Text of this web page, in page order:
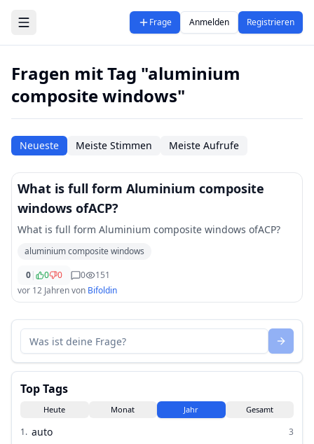
Zum Hauptinhalt springen
Frage Anmelden Registrieren
Fragen mit Tag "aluminium
composite windows"
Neueste Meiste Stimmen Meiste Aufrufe
What is full form Aluminium composite
windows ofACP?
What is full form Aluminium composite windows ofACP?
aluminium composite windows
0| 0 0 0
151
vor 12 Jahrenvon Bifoldin
Top Tags
Heute Monat Jahr Gesamt
1. auto
3